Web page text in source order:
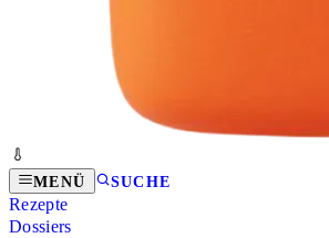
MENÜ SUCHE
Rezepte
Dossiers